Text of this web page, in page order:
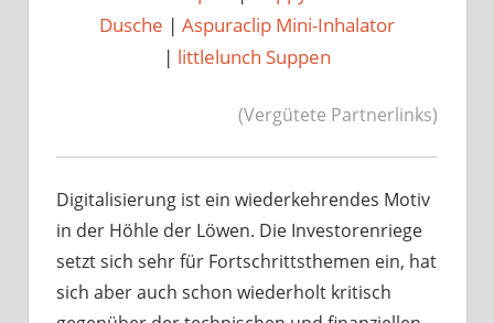
Dusche | Aspuraclip Mini-Inhalator
| littlelunch Suppen
(Vergütete Partnerlinks)
Digitalisierung ist ein wiederkehrendes Motiv
in der Höhle der Löwen. Die Investorenriege
setzt sich sehr für Fortschrittsthemen ein, hat
sich aber auch schon wiederholt kritisch